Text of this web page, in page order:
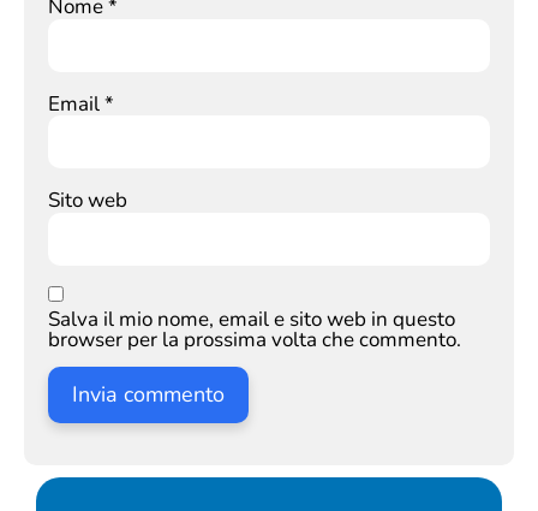
Nome*
Email*
Sito web
Salva il mio nome, email e sito web in questo
browser per la prossima volta che commento.